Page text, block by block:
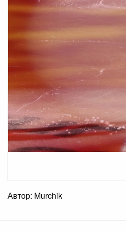
Автор: Murchik